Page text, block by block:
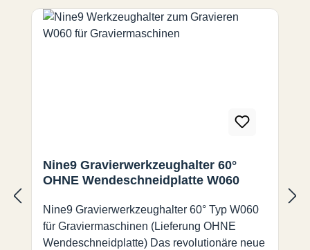
Nine9 Gravierwerkzeughalter 60°
OHNE Wendeschneidplatte W060
Nine9 Gravierwerkzeughalter 60° Typ W060
für Graviermaschinen (Lieferung OHNE
Wendeschneidplatte) Das revolutionäre neue